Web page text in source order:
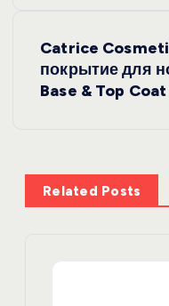
ц
и
Catrice
покрытие для
Base & Top
Related Posts